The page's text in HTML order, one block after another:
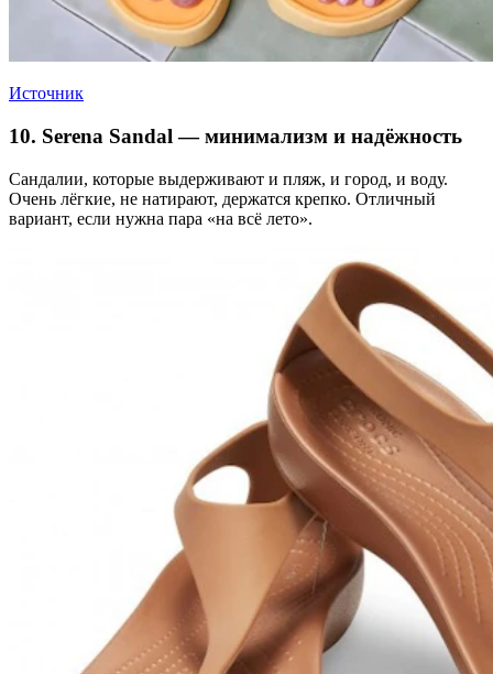
Источник
10. Serena Sandal — минимализм и надёжность
Сандалии, которые выдерживают и пляж, и город, и воду.
Очень лёгкие, не натирают, держатся крепко. Отличный
вариант, если нужна пара «на всё лето».